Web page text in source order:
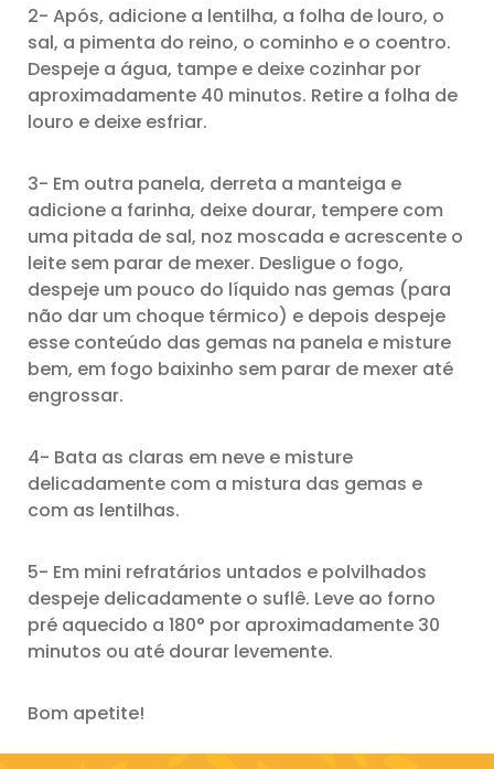
2- Após, adicione a lentilha, a folha de louro, o
sal, a pimenta do reino, o cominho e o coentro.
Despeje a água, tampe e deixe cozinhar por
aproximadamente 40 minutos. Retire a folha de
louro e deixe esfriar.
3- Em outra panela, derreta a manteiga e
adicione a farinha, deixe dourar, tempere com
uma pitada de sal, noz moscada e acrescente o
leite sem parar de mexer. Desligue o fogo,
despeje um pouco do líquido nas gemas (para
não dar um choque térmico) e depois despeje
esse conteúdo das gemas na panela e misture
bem, em fogo baixinho sem parar de mexer até
engrossar.
4- Bata as claras em neve e misture
delicadamente com a mistura das gemas e
com as lentilhas.
5- Em mini refratários untados e polvilhados
despeje delicadamente o suflê. Leve ao forno
pré aquecido a 180° por aproximadamente 30
minutos ou até dourar levemente.
Bom apetite!